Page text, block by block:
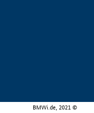
BMWi.de, 2021 ©